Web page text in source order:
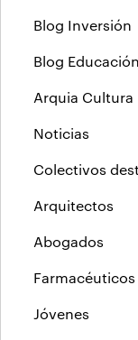
Blog Inversión
Blog
Arquia Cultura
Noticias
Colectivos
Arquitectos
Abogados
Farmacéuticos
Jóvenes